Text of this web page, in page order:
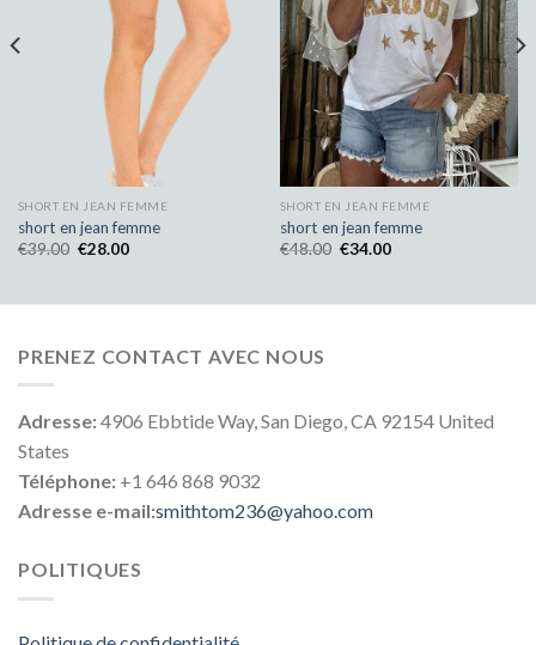
SHORT EN JEAN FEMME
short en jean femme
€39.00 €28.00
SHORT EN JEAN FEMME
short en jean femme
€48.00 €34.00
PRENEZ CONTACT AVEC NOUS
Adresse:4906 Ebbtide Way, San Diego, CA 92154 United
States
Téléphone: +1 646 868 9032
Adresse e-mail:smithtom236@yahoo.com
POLITIQUES